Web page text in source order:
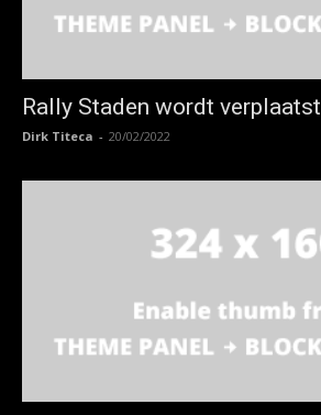
Rally Staden wordt verplaatst
Dirk Titeca - 20/02/2022